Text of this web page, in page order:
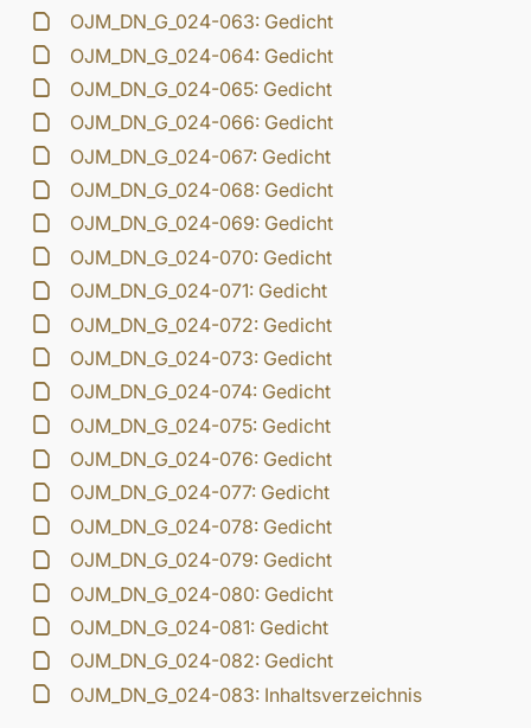
OJM_DN_G_024-063: Gedicht
OJM_DN_G_024-064: Gedicht
OJM_DN_G_024-065: Gedicht
OJM_DN_G_024-066: Gedicht
OJM_DN_G_024-067: Gedicht
OJM_DN_G_024-068: Gedicht
OJM_DN_G_024-069: Gedicht
OJM_DN_G_024-070: Gedicht
OJM_DN_G_024-071: Gedicht
OJM_DN_G_024-072: Gedicht
OJM_DN_G_024-073: Gedicht
OJM_DN_G_024-074: Gedicht
OJM_DN_G_024-075: Gedicht
OJM_DN_G_024-076: Gedicht
OJM_DN_G_024-077: Gedicht
OJM_DN_G_024-078: Gedicht
OJM_DN_G_024-079: Gedicht
OJM_DN_G_024-080: Gedicht
OJM_DN_G_024-081: Gedicht
OJM_DN_G_024-082: Gedicht
OJM_DN_G_024-083: Inhaltsverzeichnis